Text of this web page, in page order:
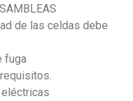
de las celdas debe
fuga